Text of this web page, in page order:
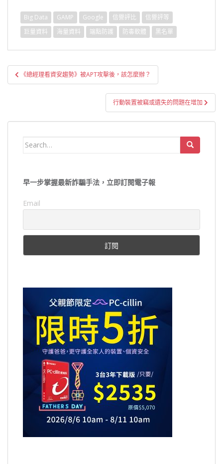
Big Data GAMP Google 信譽評比
信譽評等
巨量資料
海量資料 端點防護 防毒軟體 黑名單
文
章
《總經理看資安趨勢》被APT攻擊後，該怎麼辦？
行動裝置被竊或遺失的問題在增加
Search
早一步掌握最新詐騙手法，立即訂閱電子報
Email